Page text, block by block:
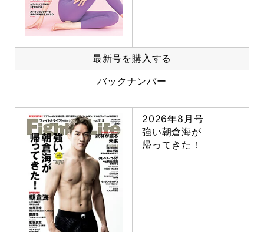
最新号を購入する
バックナンバー
2026年8月号
強い朝倉海が
帰ってきた！